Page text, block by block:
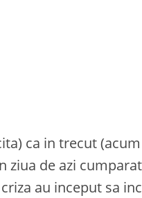
ca in trecut
ziua de azi
au inceput sa